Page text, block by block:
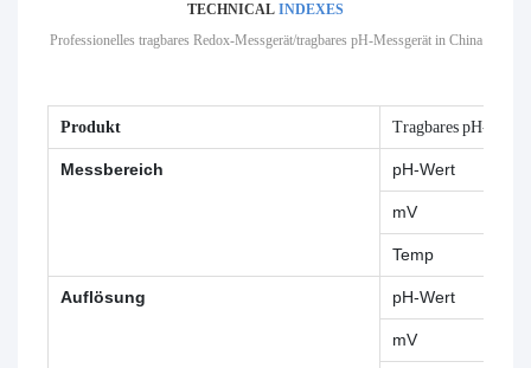
TECHNICAL INDEXES
Professionelles tragbares Redox-Messgerät/tragbares pH-Messgerät in China
Produkt Tragbares pH- und
Messbereich pH-Wert
mV
Temp
Auflösung pH-Wert
mV